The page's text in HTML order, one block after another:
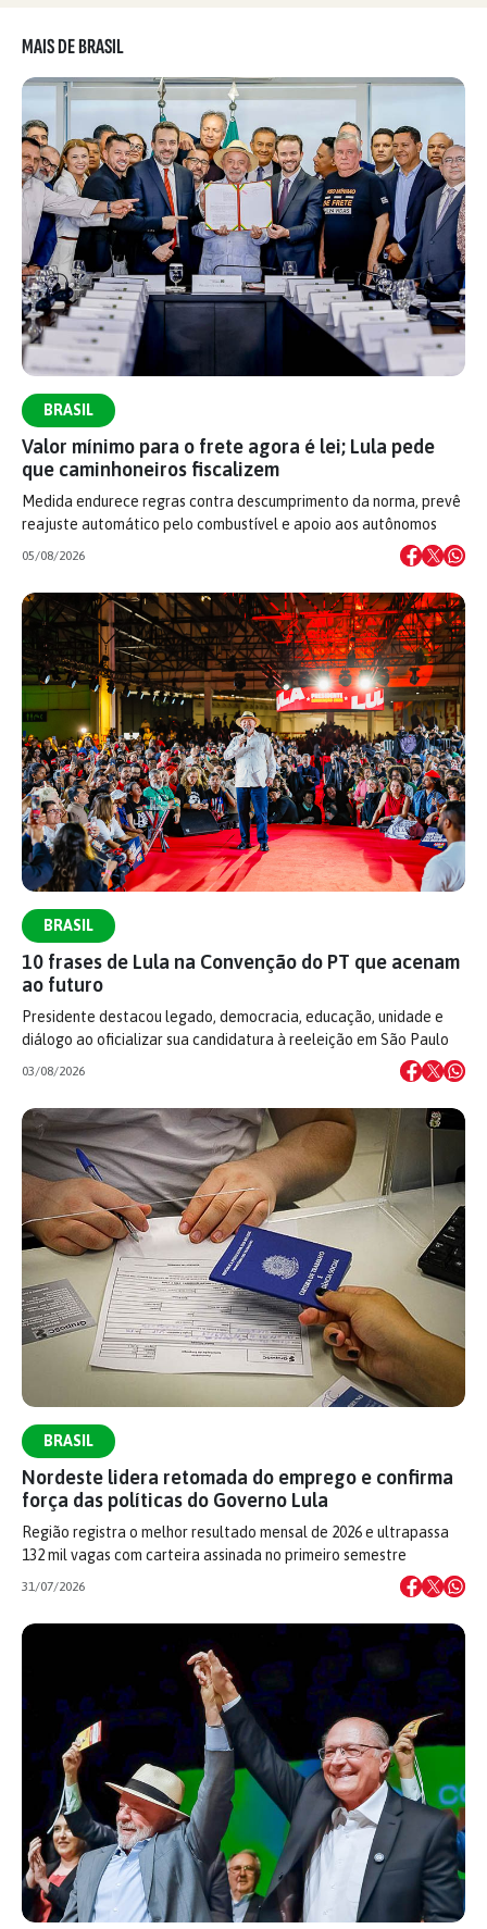
MAIS DE BRASIL
BRASIL
Valor mínimo para o frete agora é lei; Lula pede
que caminhoneiros fiscalizem
Medida endurece regras contra descumprimento da norma, prevê
reajuste automático pelo combustível e apoio aos autônomos
05/08/2026
BRASIL
10 frases de Lula na Convenção do PT que acenam
ao futuro
Presidente destacou legado, democracia, educação, unidade e
diálogo ao oficializar sua candidatura à reeleição em São Paulo
03/08/2026
BRASIL
Nordeste lidera retomada do emprego e confirma
força das políticas do Governo Lula
Região registra o melhor resultado mensal de 2026 e ultrapassa
132 mil vagas com carteira assinada no primeiro semestre
31/07/2026